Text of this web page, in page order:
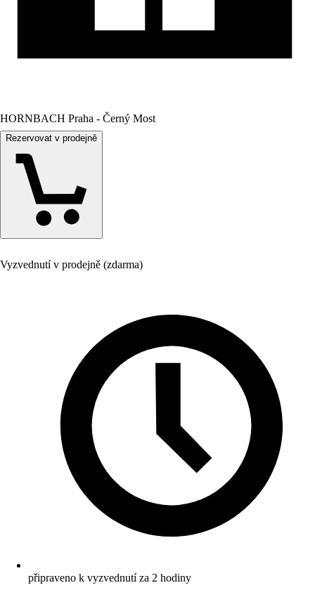
HORNBACH Praha - Černý Most
Rezervovat v prodejně
Vyzvednutí v prodejně (zdarma)
připraveno k vyzvednutí za 2 hodiny